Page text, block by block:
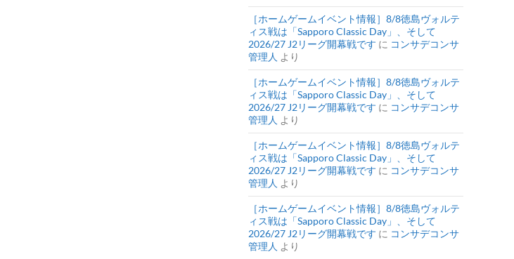
［ホームゲームイベント情報］8/8徳島ヴォルテ
ィス戦は「Sapporo Classic Day」、そして
2026/27 J2リーグ開幕戦です に コンサデコンサ
管理人 より
［ホームゲームイベント情報］8/8徳島ヴォルテ
ィス戦は「Sapporo Classic Day」、そして
2026/27 J2リーグ開幕戦です に コンサデコンサ
管理人 より
［ホームゲームイベント情報］8/8徳島ヴォルテ
ィス戦は「Sapporo Classic Day」、そして
2026/27 J2リーグ開幕戦です に コンサデコンサ
管理人 より
［ホームゲームイベント情報］8/8徳島ヴォルテ
ィス戦は「Sapporo Classic Day」、そして
2026/27 J2リーグ開幕戦です に コンサデコンサ
管理人 より